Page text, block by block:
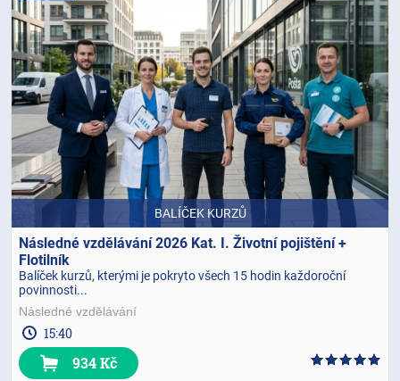
BALÍČEK KURZŮ
Následné vzdělávání 2026 Kat. I. Životní pojištění +
Flotilník
Balíček kurzů, kterými je pokryto všech 15 hodin každoroční
povinnosti...
Následné vzdělávání
15:40
934 Kč